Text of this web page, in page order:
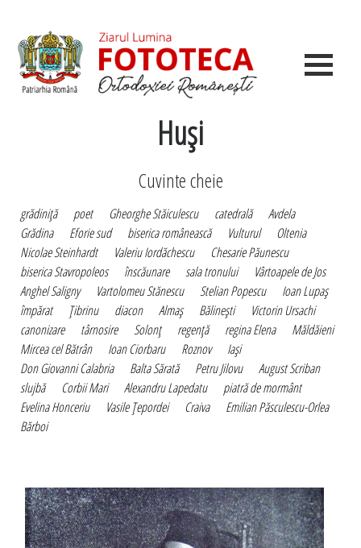
Huşi
Cuvinte cheie
grădiniţă poet Gheorghe Stăiculescu catedrală
Avdela
Grădina
Eforie sud biserica românească Vulturul
Oltenia
Nicolae Steinhardt
Valeriu Iordăchescu
Chesarie Păunescu
biserica Stavropoleos
înscăunare sala tronului
Vârtoapele de Jos
Anghel Saligny
Vartolomeu Stănescu Stelian Popescu
Ioan Lupaş
împărat
Ţibrinu diacon Almaş Bălineşti
Victorin Ursachi
canonizare
târnosire Solonţ regenţă regina Elena
Măldăieni
Mircea cel Bătrân
Ioan Ciorbaru Roznov
Iaşi
Don Giovanni Calabria
Balta Sărată Petru Jilovu
August Scriban
slujbă
Corbii Mari Alexandru Lapedatu
piatră de mormânt
Evelina Honceriu
Vasile Ţepordei Craiva
Emilian Păsculescu-Orlea
Bărboi